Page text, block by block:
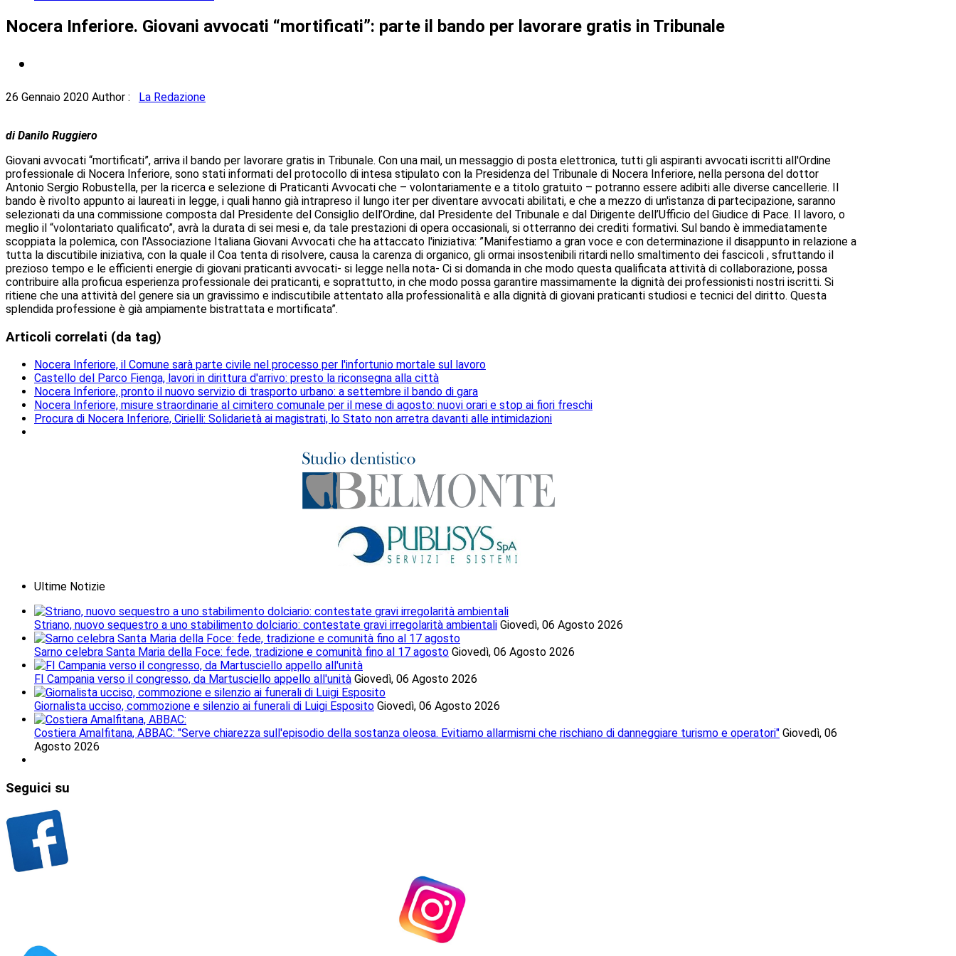
Nocera Inferiore. Giovani avvocati “mortificati”: parte il bando per lavorare gratis in Tribunale
26 Gennaio 2020 Author : La Redazione
di Danilo Ruggiero
Giovani avvocati “mortificati”, arriva il bando per lavorare gratis in Tribunale. Con una mail, un messaggio di posta elettronica, tutti gli aspiranti avvocati iscritti all'Ordine
professionale di Nocera Inferiore, sono stati informati del protocollo di intesa stipulato con la Presidenza del Tribunale di Nocera Inferiore, nella persona del dottor
Antonio Sergio Robustella, per la ricerca e selezione di Praticanti Avvocati che – volontariamente e a titolo gratuito – potranno essere adibiti alle diverse cancellerie. Il
bando è rivolto appunto ai laureati in legge, i quali hanno già intrapreso il lungo iter per diventare avvocati abilitati, e che a mezzo di un'istanza di partecipazione, saranno
selezionati da una commissione composta dal Presidente del Consiglio dell’Ordine, dal Presidente del Tribunale e dal Dirigente dell’Ufficio del Giudice di Pace. Il lavoro, o
meglio il “volontariato qualificato”, avrà la durata di sei mesi e, da tale prestazioni di opera occasionali, si otterranno dei crediti formativi. Sul bando è immediatamente
scoppiata la polemica, con l'Associazione Italiana Giovani Avvocati che ha attaccato l'iniziativa: ”Manifestiamo a gran voce e con determinazione il disappunto in relazione a
tutta la discutibile iniziativa, con la quale il Coa tenta di risolvere, causa la carenza di organico, gli ormai insostenibili ritardi nello smaltimento dei fascicoli , sfruttando il
prezioso tempo e le efficienti energie di giovani praticanti avvocati- si legge nella nota- Ci si domanda in che modo questa qualificata attività di collaborazione, possa
contribuire alla proficua esperienza professionale dei praticanti, e soprattutto, in che modo possa garantire massimamente la dignità dei professionisti nostri iscritti. Si
ritiene che una attività del genere sia un gravissimo e indiscutibile attentato alla professionalità e alla dignità di giovani praticanti studiosi e tecnici del diritto. Questa
splendida professione è già ampiamente bistrattata e mortificata”.
Articoli correlati (da tag)
Nocera Inferiore, il Comune sarà parte civile nel processo per l'infortunio mortale sul lavoro
Castello del Parco Fienga, lavori in dirittura d'arrivo: presto la riconsegna alla città
Nocera Inferiore, pronto il nuovo servizio di trasporto urbano: a settembre il bando di gara
Nocera Inferiore, misure straordinarie al cimitero comunale per il mese di agosto: nuovi orari e stop ai fiori freschi
Procura di Nocera Inferiore, Cirielli: Solidarietà ai magistrati, lo Stato non arretra davanti alle intimidazioni
Ultime Notizie
Striano, nuovo sequestro a uno stabilimento dolciario: contestate gravi irregolarità ambientali Giovedì, 06 Agosto 2026
Sarno celebra Santa Maria della Foce: fede, tradizione e comunità fino al 17 agosto Giovedì, 06 Agosto 2026
FI Campania verso il congresso, da Martusciello appello all'unità Giovedì, 06 Agosto 2026
Giornalista ucciso, commozione e silenzio ai funerali di Luigi Esposito Giovedì, 06 Agosto 2026
Costiera Amalfitana, ABBAC: "Serve chiarezza sull'episodio della sostanza oleosa. Evitiamo allarmismi che rischiano di danneggiare turismo e operatori" Giovedì, 06
Agosto 2026
Seguici su